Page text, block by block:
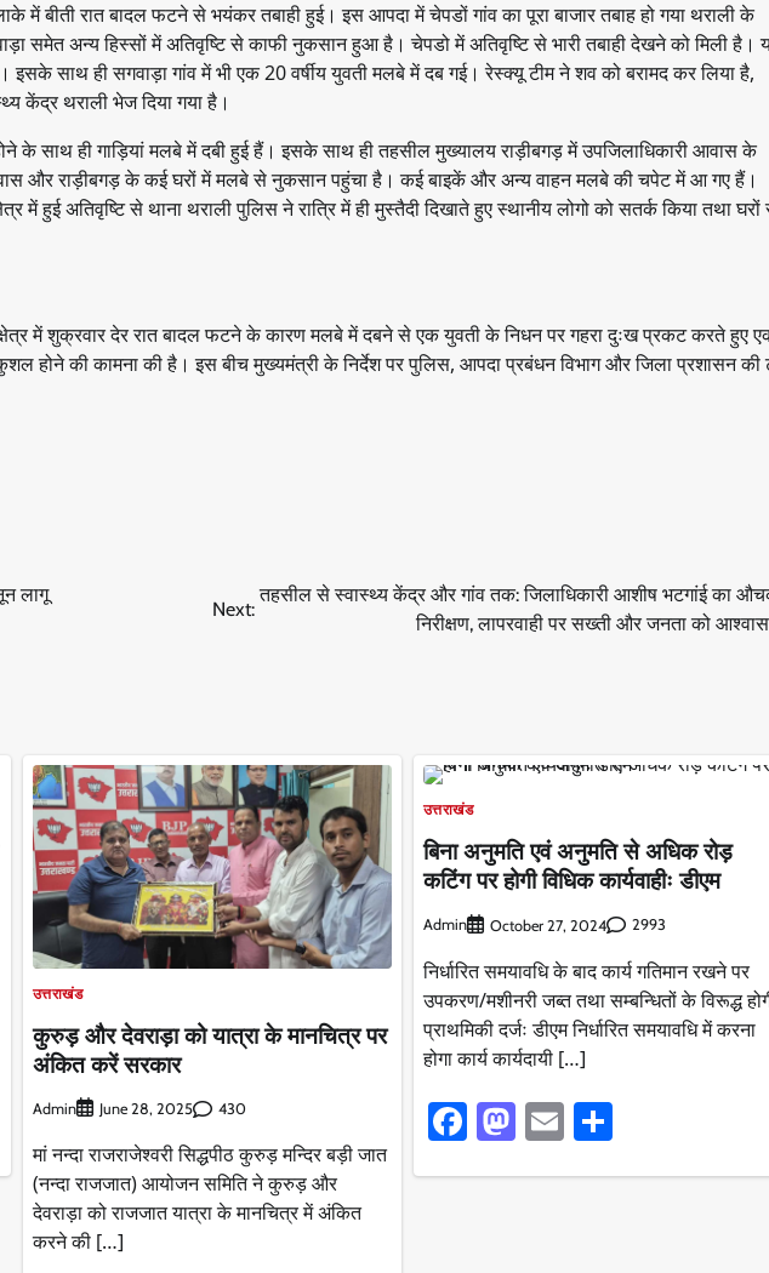
में बीती रात बादल फटने से भयंकर तबाही हुई। इस आपदा में चेपडों गांव का पूरा बाजार तबाह हो गया थराली के
समेत अन्य हिस्सों में अतिवृष्टि से काफी नुकसान हुआ है। चेपडो में अतिवृष्टि से भारी तबाही देखने को मिली है।
इसके साथ ही सगवाड़ा गांव में भी एक 20 वर्षीय युवती मलबे में दब गई। रेस्क्यू टीम ने शव को बरामद कर लिया है,
केंद्र थराली भेज दिया गया है।
के साथ ही गाड़ियां मलबे में दबी हुई हैं। इसके साथ ही तहसील मुख्यालय राड़ीबगड़ में उपजिलाधिकारी आवास के
और राड़ीबगड़ के कई घरों में मलबे से नुकसान पहुंचा है। कई बाइकें और अन्य वाहन मलबे की चपेट में आ गए हैं।
में हुई अतिवृष्टि से थाना थराली पुलिस ने रात्रि में ही मुस्तैदी दिखाते हुए स्थानीय लोगो को सतर्क किया तथा
में शुक्रवार देर रात बादल फटने के कारण मलबे में दबने से एक युवती के निधन पर गहरा दुःख प्रकट करते हुए
होने की कामना की है। इस बीच मुख्यमंत्री के निर्देश पर पुलिस, आपदा प्रबंधन विभाग और जिला प्रशासन की
लागू
Next:
तहसील से स्वास्थ्य केंद्र और गांव तक: जिलाधिकारी आशीष भटगांई का
निरीक्षण, लापरवाही पर सख्ती और जनता को
उत्तराखंड
कुरुड़ और देवराड़ा को यात्रा के मानचित्र पर
अंकित करें सरकार
Admin June 28, 2025 430
मां नन्दा राजराजेश्वरी सिद्धपीठ कुरुड़ मन्दिर बड़ी जात
(नन्दा राजजात) आयोजन समिति ने कुरुड़ और
देवराड़ा को राजजात यात्रा के मानचित्र में अंकित
करने की […]
उत्तराखंड
बिना अनुमति एवं अनुमति से अधिक रोड़
कटिंग पर होगी विधिक कार्यवाहीः डीएम
Admin October 27, 2024 2993
निर्धारित समयावधि के बाद कार्य गतिमान रखने पर
उपकरण/मशीनरी जब्त तथा सम्बन्धितों के विरूद्ध
प्राथमिकी दर्जः डीएम निर्धारित समयावधि में करना
होगा कार्य कार्यदायी […]
Facebook
Mastodon
EmailShare